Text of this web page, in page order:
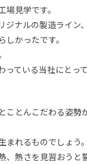
場見学です。
ナルの製造ライン
しかったです。
っている当社にとっ
ことんこだわる姿勢
まれるものでしょう。
、熱さを見習おうと